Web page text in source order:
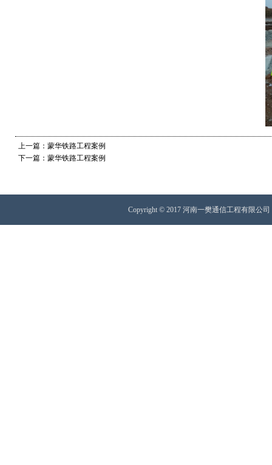
上一篇：蒙华铁路工程案例
下一篇：蒙华铁路工程案例
Copyright © 2017 河南一樊通信工程有限公